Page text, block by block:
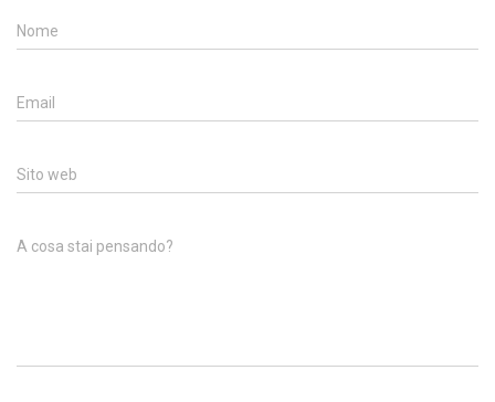
Nome
Email
Sito web
A cosa stai pensando?